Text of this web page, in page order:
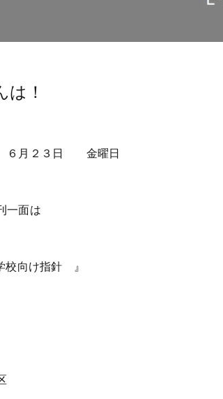
は！
６月２３日 金曜日
一面は
校向け指針 』